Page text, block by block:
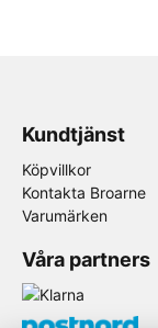
Kundtjänst
Köpvillkor
Kontakta Broarne
Varumärken
Våra partners